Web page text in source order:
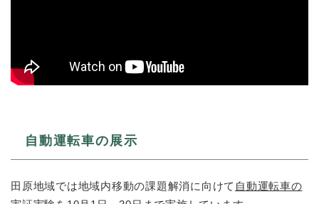
自動運転車の展示
田原地域では地域内移動の課題解消に向けて 自動運転車の